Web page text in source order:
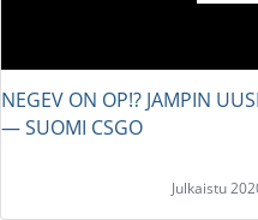
NEGEV ON OP!? JAMPIN
― SUOMI CSGO
Julkaistu